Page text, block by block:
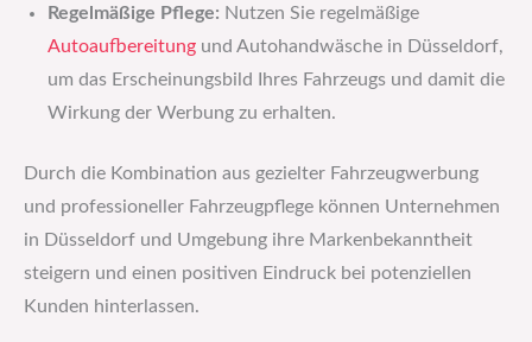
Regelmäßige Pflege: Nutzen Sie regelmäßige
Autoaufbereitung und Autohandwäsche in Düsseldorf,
um das Erscheinungsbild Ihres Fahrzeugs und damit die
Wirkung der Werbung zu erhalten. ​
Durch die Kombination aus gezielter Fahrzeugwerbung
und professioneller Fahrzeugpflege können Unternehmen
in Düsseldorf und Umgebung ihre Markenbekanntheit
steigern und einen positiven Eindruck bei potenziellen
Kunden hinterlassen.